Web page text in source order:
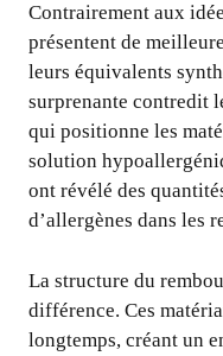
Contrairement aux
présentent de
leurs équivalents
surprenante contredit
qui positionne les
solution
ont révélé des
d’allergènes dans les
La structure du
différence. Ces
longtemps, créant un